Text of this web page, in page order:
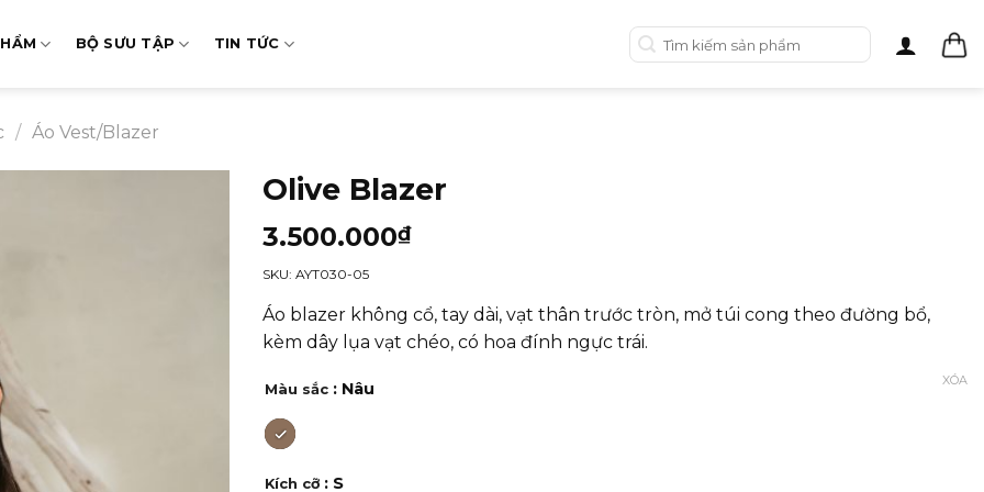
BỘ SƯU TẬP TIN TỨC
Tìm
kiếm:
/ Áo Vest/Blazer
Olive Blazer
3.500.000₫
SKU: AYT030-05
Áo blazer không cổ, tay dài, vạt thân trước tròn, mở túi cong theo đường bổ,
kèm dây lụa vạt chéo, có hoa đính ngực trái.
Màu sắc : Nâu
Kích cỡ : S
XÓA